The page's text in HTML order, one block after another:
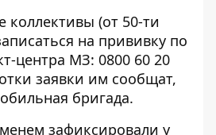
коллективы (от 50-ти
на прививку по
центра МЗ: 0800 60 20
заявки им сообщат,
бригада.
зафиксировали у